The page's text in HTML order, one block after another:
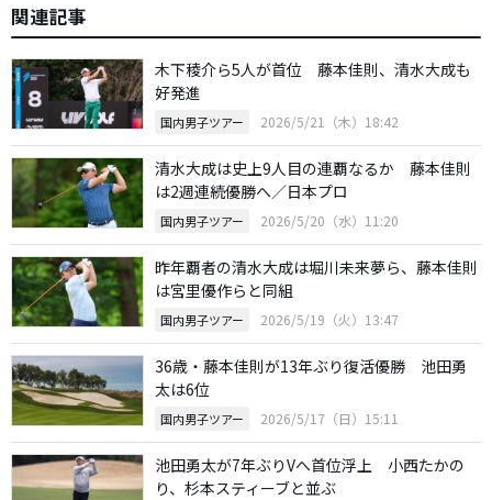
関連記事
木下稜介ら5人が首位 藤本佳則、清水大成も
好発進
国内男子ツアー 2026/5/21（木）18:42
清水大成は史上9人目の連覇なるか 藤本佳則
は2週連続優勝へ／日本プロ
国内男子ツアー 2026/5/20（水）11:20
昨年覇者の清水大成は堀川未来夢ら、藤本佳則
は宮里優作らと同組
国内男子ツアー 2026/5/19（火）13:47
36歳・藤本佳則が13年ぶり復活優勝 池田勇
太は6位
国内男子ツアー 2026/5/17（日）15:11
池田勇太が7年ぶりVへ首位浮上 小西たかの
り、杉本スティーブと並ぶ